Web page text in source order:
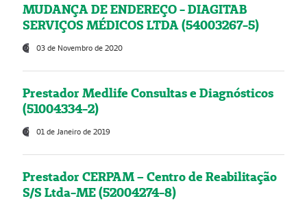
MUDANÇA DE ENDEREÇO - DIAGITAB
SERVIÇOS MÉDICOS LTDA (54003267-5)
03 de Novembro de 2020
Prestador Medlife Consultas e Diagnósticos
(51004334-2)
01 de Janeiro de 2019
Prestador CERPAM – Centro de Reabilitação
S/S Ltda-ME (52004274-8)